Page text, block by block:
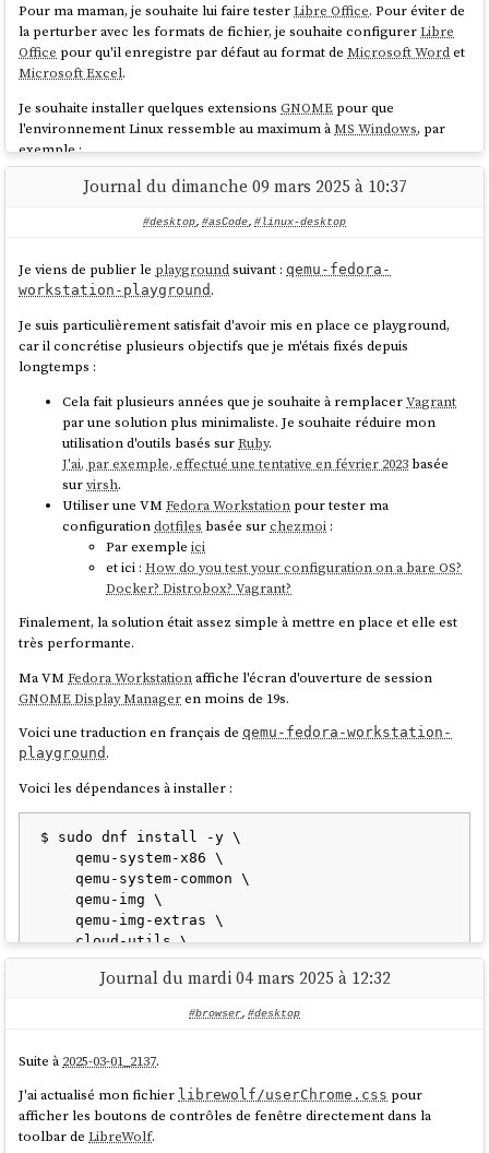
Pour ma maman, je souhaite lui faire testerLibre Office. Pour éviter de
la perturber avec les formats de fichier, je souhaite configurerLibre
Office pour qu'il enregistre par défaut au format deMicrosoft Wordet
Microsoft Excel.
Je souhaite installer quelques extensionsGNOME pour que
l'environnement Linux ressemble au maximum àMS Windows, par
exemple :
Dash to Dock
si possible à moins de 1000 € ;
entre 14 et 15 pouces, avec une résolution verticale de 1200
pixels minimum ;
16Go de RAM ;
un trackpad et un châssis avec un maximum de qualité ;
idéalement convertible en 2 en 1 ou 3 en 1 ;
silencieux ;
supportGNU/Linuxparfait ;
Pour le moment, j'ai identifié les modèles suivants :
Tuxedo Infinity Flexible 14 - Gen 1
(https://www.tuxedocomputers.com/en/TUXEDO-InfinityFlex-
14-Gen1.tuxedo) à 1067 € TTC
LenovoYoga 7 2-in-1 Gen 9 (14" AMD)à 993 € TTC
Journal du dimanche 09 mars 2025 à 10:37
#desktop, #asCode, #linux-desktop
Je viens de publier le playgroundsuivant : qemu-fedora-
workstation-playground .
Je suis particulièrement satisfait d'avoir mis en place ce playground,
car il concrétise plusieurs objectifs que je m'étais fixés depuis
longtemps :
Cela fait plusieurs années que je souhaite à remplacerVagrant
par une solution plus minimaliste. Je souhaite réduire mon
utilisation d'outils basés surRuby.
J'ai, par exemple, effectué une tentative en février 2023basée
survirsh.
Utiliser une VMFedora Workstation pour tester ma
configurationdotfiles basée surchezmoi :
Par exempleici
et ici :How do you test your configuration on a bare OS?
Docker? Distrobox? Vagrant?
Finalement, la solution était assez simple à mettre en place et elle est
très performante.
Ma VMFedora Workstationaffiche l'écran d'ouverture de session
GNOME Display Manageren moins de 19s.
Voici une traduction en français de qemu-fedora-workstation-
playground .
Voici les dépendances à installer :
$ sudo dnf install -y \
    qemu-system-x86 \
    qemu-system-common \
    qemu-img \
    qemu-img-extras \
    cloud-utils \
    mesa-dri-drivers \
    libguestfs-tools
QEMU .
Je télécharge la version 41 de
Fedoradans saversion "cloud"
$ wget
Journal du mardi 04 mars 2025 à 12:32
#browser, #desktop
Suite à 2025-03-01_2137.
J'ai actualisé mon fichier librewolf/userChrome.css pour
afficher les boutons de contrôles de fenêtre directement dans la
toolbar deLibreWolf.